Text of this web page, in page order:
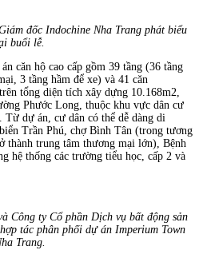
đốc Indochine Nha Trang phát biểu
buổi lễ.
căn hộ cao cấp gồm 39 tầng (36 tầng
3 tầng hầm để xe) và 41 căn
tổng diện tích xây dựng 10.168m2,
Phước Long, thuộc khu vực dân cư
Từ dự án, cư dân có thể dễ dàng di
Trần Phú, chợ Bình Tân (trong tương
thành trung tâm thương mại lớn), Bệnh
hệ thống các trường tiểu học, cấp 2 và
Công ty Cổ phần Dịch vụ bất động sản
tác phân phối dự án Imperium Town
Trang.